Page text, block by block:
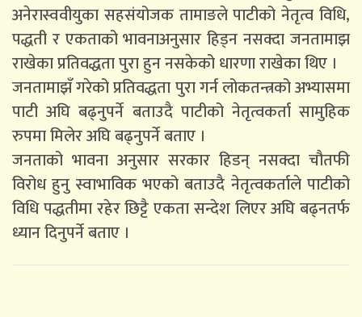
अनेरास्ववीयुका सहसंयोजक तामाङले पाटीको नेतृत्व विधि,
पद्धती र एकताको भावनाअनुसार हिड्न नसक्दा जनतामाझ
राखेका प्रतिवद्धता पुरा हुन नसकेको धारणा राखेका थिए ।
जनतामाझँ गरेको प्रतिवद्धता पुरा गर्न लोकतन्त्रको अभ्यासमा
पाटी अघि बढ्नुपर्ने बताउदै पाटीको नेतृत्वकर्ता सामुहिक
रुपमा मिलेर अघि बढ्नुपर्ने बताए ।
जनताको भावना अनुसार सरकार हिडन् नसक्दा चौतफी
विरोध हुनु स्वाभाविक भएको बताउदै नेतृत्वकर्ताले पाटीको
विधि पद्धतीमा रहेर छिट्टै एकता सन्देश लिएर अघि बढ्नतर्फ
ध्यान दिनुपर्ने बताए ।